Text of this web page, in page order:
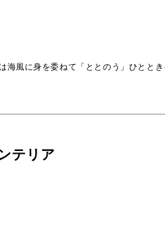
風に身を委ねて「ととのう」ひととき
テリア